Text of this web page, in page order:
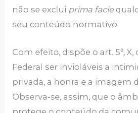
não se exclui prima facie
seu conteúdo normativo.
Com efeito, dispõe o art. 5°,
Federal ser invioláveis a
privada, a honra e a imagem
Observa-se, assim, que o